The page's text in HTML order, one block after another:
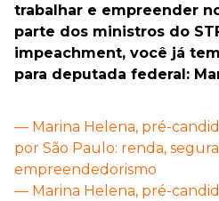
trabalhar e empreender
parte dos ministros do
impeachment, você já
para deputada federal:
— Marina Helena, pré-
por São Paulo: renda,
empreendedorismo
— Marina Helena, pré-